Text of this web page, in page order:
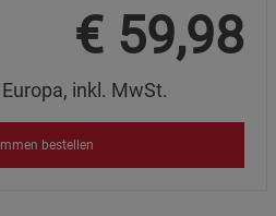
€ 59,98
inkl. MwSt.
bestellen